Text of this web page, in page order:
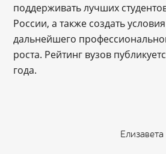
поддерживать лучших
России, а также создать
дальнейшего
роста. Рейтинг вузов
года.